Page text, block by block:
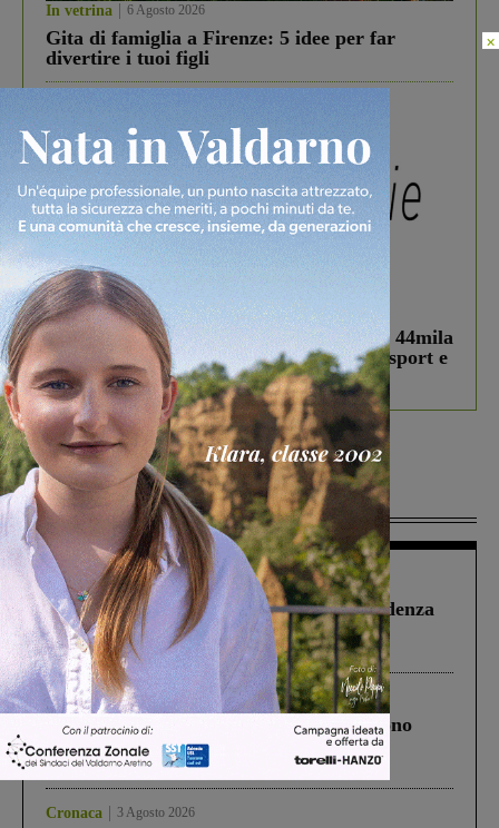
In vetrina 6 Agosto 2026
Gita di famiglia a Firenze: 5 idee per far
divertire i tuoi figli
In vetrina 3 Agosto 2026
Estra Notizie agosto: Smart Cities, oltre 44mila
studenti coinvolti, torna il bando per lo sport e
debutta il podcast Estrair
Più lette
Figline Incisa Valdarno 1 Agosto 2026
Piscina di Figline finanziata oltre la scadenza
Pnrr, il gruppo di Fratelli d’Italia: “Un
ringraziamento al Governo”
Cronaca 4 Agosto 2026
Un anno fa la strage in A1 in cui morirono
Gianni, Giulia e Franco. Lo schianto, il
processo, lo stop ai sorpassi fra tir....
Cronaca 3 Agosto 2026
×